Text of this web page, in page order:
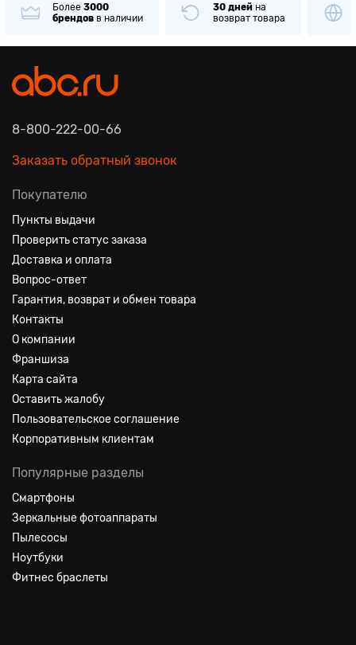
Более 3000
брендов в наличии
30 дней на
возврат товара
8-800-222-00-66
Заказать обратный звонок
Покупателю
Пункты выдачи
Проверить статус заказа
Доставка и оплата
Вопрос-ответ
Гарантия, возврат и обмен товара
Контакты
О компании
Франшиза
Карта сайта
Оставить жалобу
Пользовательское соглашение
Корпоративным клиентам
Популярные разделы
Смартфоны
Зеркальные фотоаппараты
Пылесосы
Ноутбуки
Фитнес браслеты